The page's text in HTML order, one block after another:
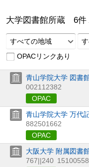
大学図書館所蔵 6件
すべての地域
OPACリンクあり
青山学院大学 図書
002112382
OPAC
青山学院大学 万代
882501662
OPAC
大阪大学 附属図書
767||240